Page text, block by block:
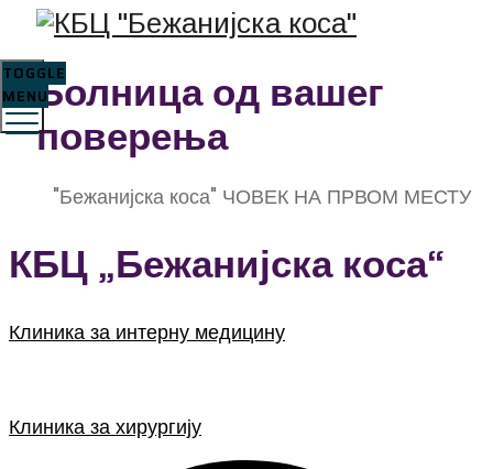
Болница од вашег
поверења
TOGGLE
MENU
"Бежанијска коса" ЧОВЕК НА ПРВОМ МЕСТУ
КБЦ „Бежанијска коса“
Клиника за интерну медицину
Клиника за хирургију